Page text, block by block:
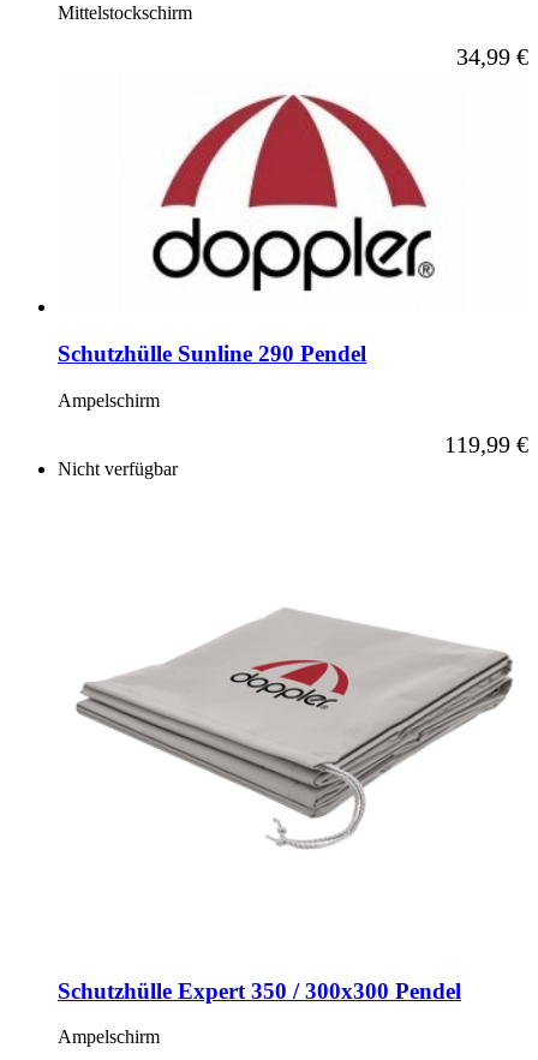
Mittelstockschirm
34,99 €
Schutzhülle Sunline 290 Pendel
Ampelschirm
119,99 €
Nicht verfügbar
Schutzhülle Expert 350 / 300x300 Pendel
Ampelschirm